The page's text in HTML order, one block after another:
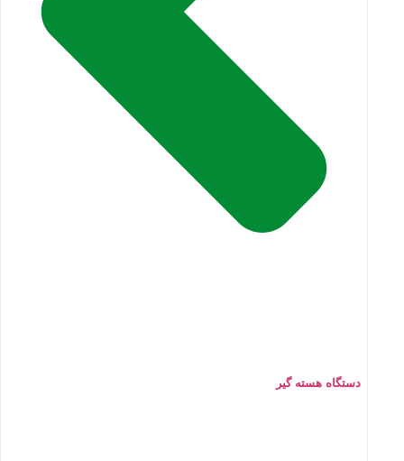
دستگاه هسته گیر